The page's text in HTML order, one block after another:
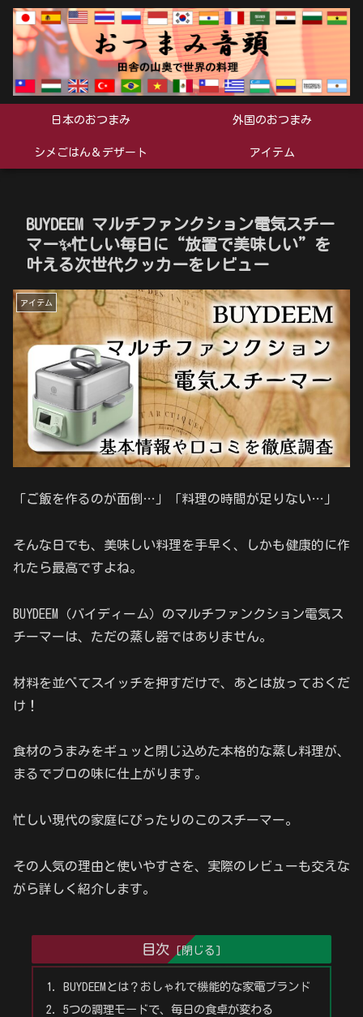
日本のおつまみ 外国のおつまみ
シメごはん＆デザート アイテム
BUYDEEM マルチファンクション電気スチー
マー✨忙しい毎日に“放置で美味しい”を
叶える次世代クッカーをレビュー
アイテム
「ご飯を作るのが面倒…」「料理の時間が足りない…」
そんな日でも、美味しい料理を手早く、しかも健康的に作
れたら最高ですよね。
BUYDEEM（バイディーム）のマルチファンクション電気ス
チーマーは、ただの蒸し器ではありません。
材料を並べてスイッチを押すだけで、あとは放っておくだ
け！
食材のうまみをギュッと閉じ込めた本格的な蒸し料理が、
まるでプロの味に仕上がります。
忙しい現代の家庭にぴったりのこのスチーマー。
その人気の理由と使いやすさを、実際のレビューも交えな
がら詳しく紹介します。
目次
BUYDEEMとは？おしゃれで機能的な家電ブランド
5つの調理モードで、毎日の食卓が変わる